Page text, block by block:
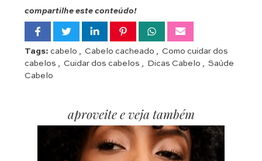
compartilhe este conteúdo!
Tags: cabelo Cabelo cacheado
Como cuidar dos
cabelos
Cuidar dos cabelos Dicas Cabelo
Saúde
Cabelo
aproveite e veja também